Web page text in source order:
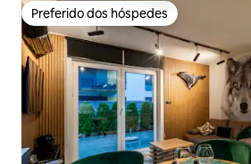
Preferido dos hóspedes
Preferido dos hóspedes